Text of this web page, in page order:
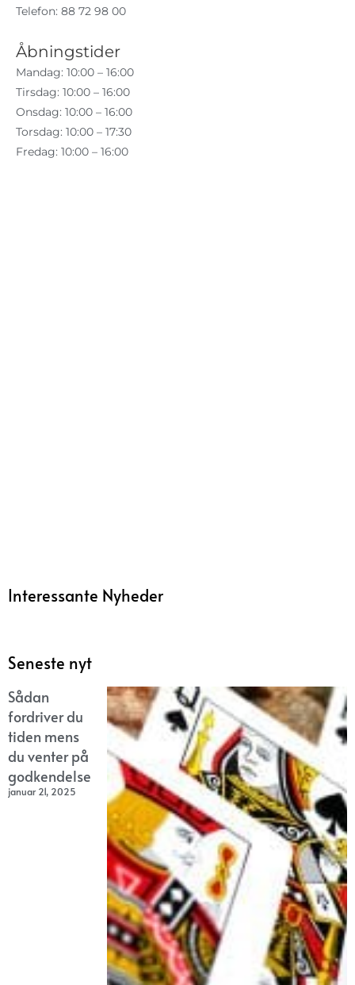
Telefon: 88 72 98 00
Åbningstider
Mandag: 10:00 – 16:00
Tirsdag: 10:00 – 16:00
Onsdag: 10:00 – 16:00
Torsdag: 10:00 – 17:30
Fredag: 10:00 – 16:00
Interessante Nyheder
Seneste nyt
Sådan
fordriver du
tiden mens
du venter på
godkendelse
januar 21, 2025